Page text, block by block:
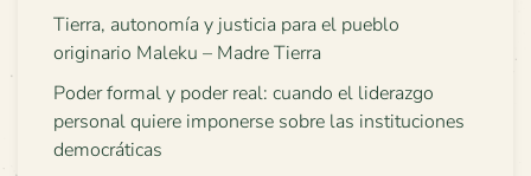
Tierra, autonomía y justicia para el pueblo
originario Maleku – Madre Tierra
Poder formal y poder real: cuando el liderazgo
personal quiere imponerse sobre las instituciones
democráticas